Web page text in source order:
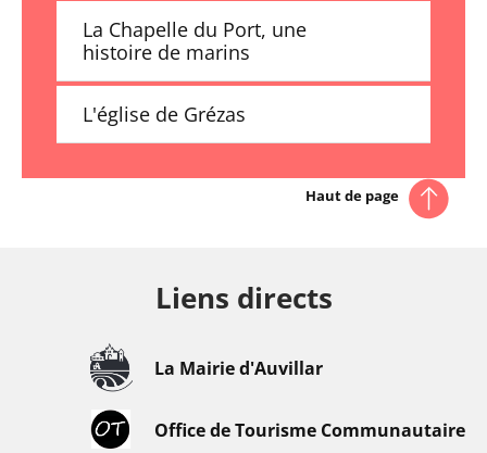
La Chapelle du Port, une
histoire de marins
L'église de Grézas
Haut de page
Liens directs
La Mairie d'Auvillar
Office de Tourisme Communautaire